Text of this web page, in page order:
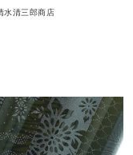
水清三郎商店